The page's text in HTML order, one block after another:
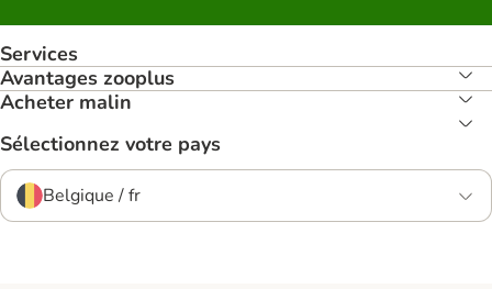
Services
Avantages zooplus
Acheter malin
Sélectionnez votre pays
Belgique / fr